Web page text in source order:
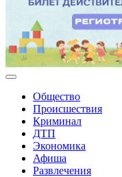
Общество
Происшествия
Криминал
ДТП
Экономика
Афиша
Развлечения